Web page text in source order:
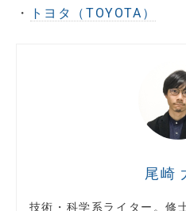
・
トヨタ（TOYOTA）
尾崎
技術・科学系ライター。修